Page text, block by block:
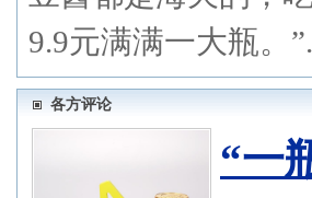
9.9元满满一大瓶。
各方评论
“一